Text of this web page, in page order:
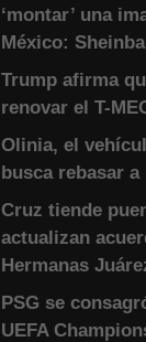
‘montar’ una
México:
Trump afirma
renovar el T-
Olinia, el
busca rebasar
Cruz tiende
actualizan
Hermanas
PSG se
UEFA